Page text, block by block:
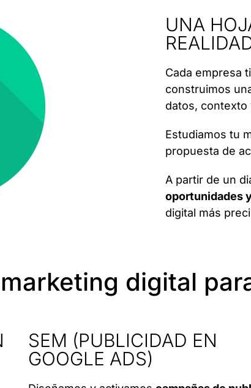
UNA
Cada empresa
construimos
datos,
Estudiamos tu
propuesta de
A partir de un
oportunidades
digital más
digital
SEM (PUBLICIDAD EN
GOOGLE ADS)